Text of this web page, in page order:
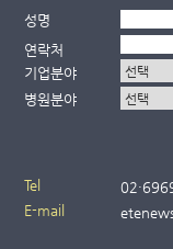
성명
연락처
기업분야
병원분야
Tel 02·
E-mail